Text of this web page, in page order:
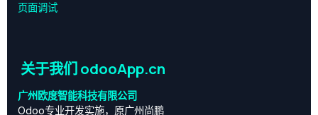
页面调试
关于我们 odooApp.cn
广州欧度智能科技有限公司
Odoo专业开发实施，原广州尚鹏